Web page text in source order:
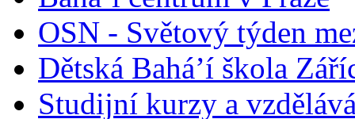
OSN - Světový týden
Dětská Bahá’í škola
Studijní kurzy a